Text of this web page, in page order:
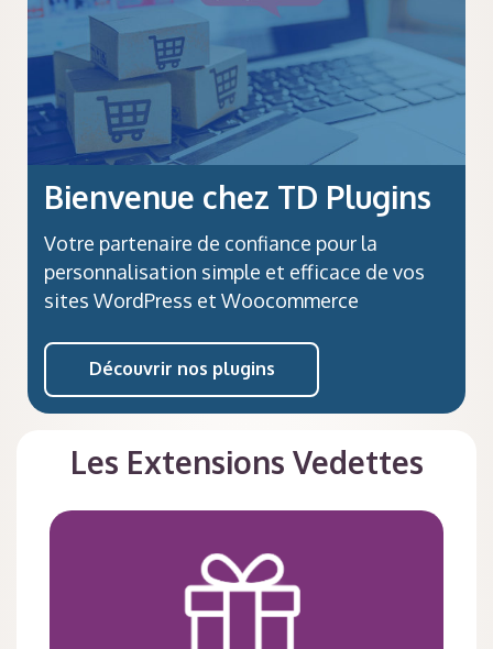
Bienvenue chez TD Plugins
Votre partenaire de confiance pour la
personnalisation simple et efficace de vos
sites WordPress et Woocommerce
Découvrir nos plugins
Les Extensions Vedettes